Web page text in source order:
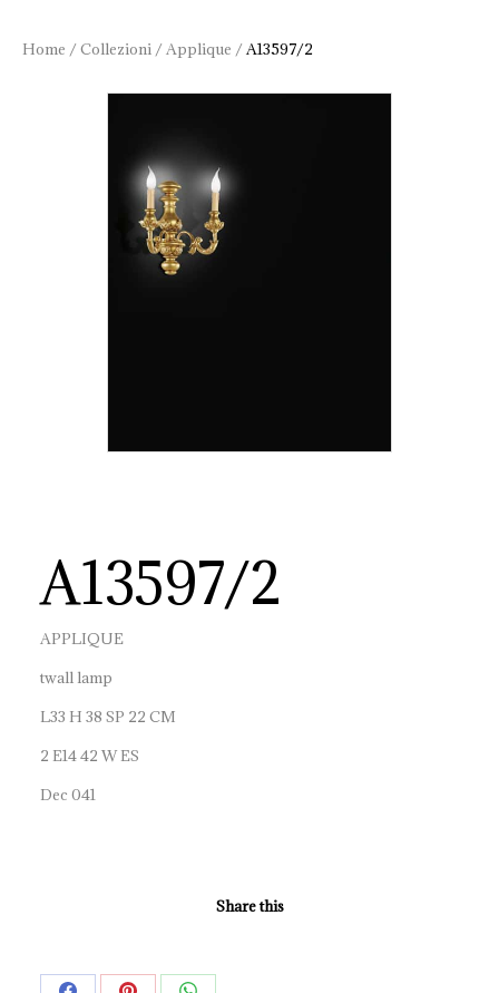
Home /Collezioni /Applique /A13597/2
A13597/2
APPLIQUE
twall lamp
L33 H 38 SP 22 CM
2 E14 42 W ES
Dec 041
Share this